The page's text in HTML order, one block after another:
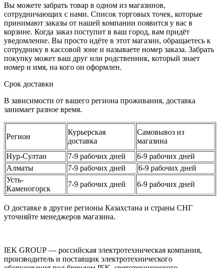
Вы можете забрать товар в одном из магазинов,
сотрудничающих с нами. Список торговых точек, которые
принимают заказы от нашей компании появится у вас в
корзине. Когда заказ поступит в ваш город, вам придёт
уведомление. Вы просто идёте в этот магазин, обращаетесь к
сотруднику в кассовой зоне и называете номер заказа. Забрать
покупку может ваш друг или родственник, который знает
номер и имя, на кого он оформлен.
Срок доставки
В зависимости от вашего региона проживания, доставка
занимает разное время.
Регион
Курьерская
доставка
Самовывоз из
магазина
Нур-Султан
7-9 рабочих дней
6-9 рабочих дней
Алматы
7-9 рабочих дней
6-9 рабочих дней
Усть-
Каменогорск
7-9 рабочих дней 6-9 рабочих дней
О доставке в другие регионы Казахстана и страны СНГ
уточняйте менеджеров магазина.
IEK GROUP — российская электротехническая компания,
производитель и поставщик электротехнического